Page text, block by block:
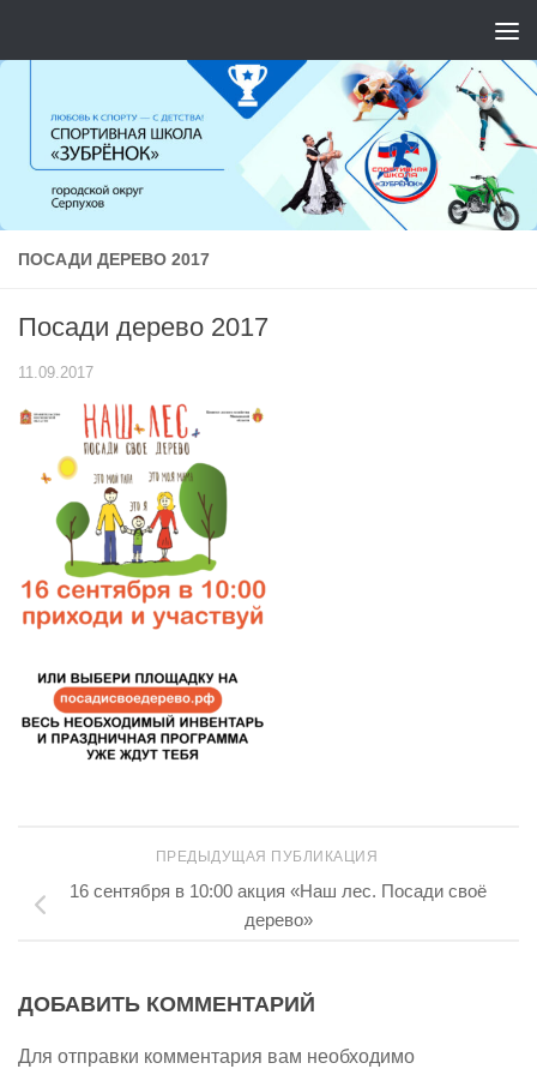
ПОСАДИ ДЕРЕВО 2017
Посади дерево 2017
11.09.2017
ПРЕДЫДУЩАЯ ПУБЛИКАЦИЯ
16 сентября в 10:00 акция «Наш лес. Посади своё
дерево»
ДОБАВИТЬ КОММЕНТАРИЙ
Для отправки комментария вам необходимо